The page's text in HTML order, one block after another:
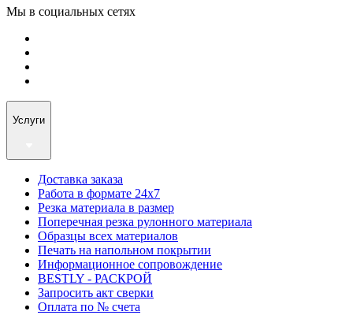
Мы в социальных сетях
Услуги
Доставка заказа
Работа в формате 24х7
Резка материала в размер
Поперечная резка рулонного материала
Образцы всех материалов
Печать на напольном покрытии
Информационное сопровождение
BESTLY - РАСКРОЙ
Запросить акт сверки
Оплата по № счета